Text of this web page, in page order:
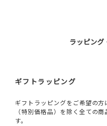
ラッピング
ギフトラッピング
ギフトラッピングをご希望の
（特別価格品）を除く全ての
す。